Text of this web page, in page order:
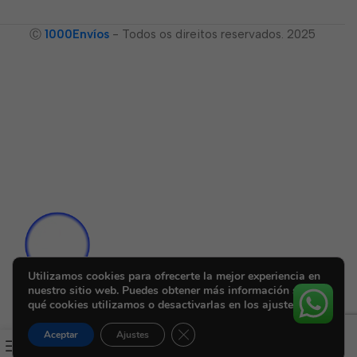
Ⓒ 1000Envíos - Todos os direitos reservados. 2025
Utilizamos cookies para ofrecerte la mejor experiencia en
nuestro sitio web. Puedes obtener más información sobre
qué cookies utilizamos o desactivarlas en los ajustes.
Aceptar Ajustes Cerrar el banner de cookies RGPD